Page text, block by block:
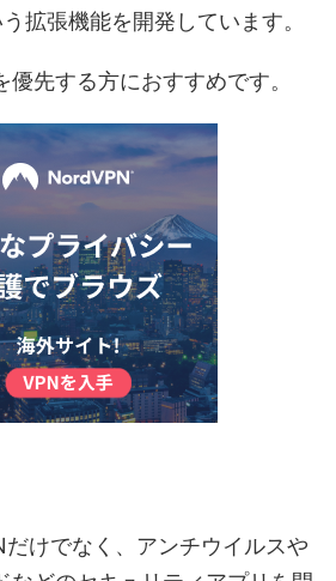
拡張機能を開発しています。
先する方におすすめです。
だけでなく、アンチウイルスや